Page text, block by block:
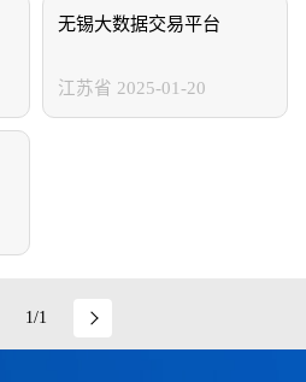
无锡大数据交易平台
江苏省 2025-01-20
1/1